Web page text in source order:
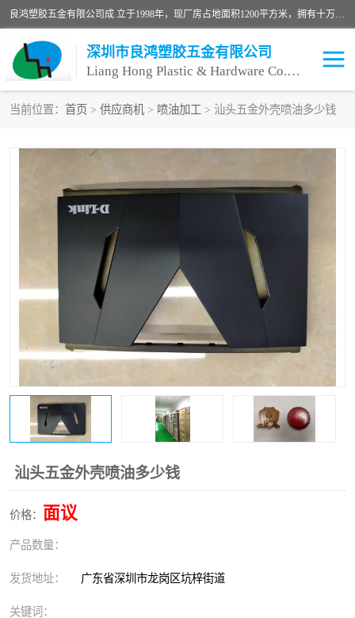
良鸿塑胶五金有限公司成 立于1998年，现厂房占地面积1200平方米，拥有十万级无尘车间，自动喷涂线1条，手动喷涂线2条，丝印移印滚印烫印拉线1条，本公司自建厂以来一直 以“顾客、品质、服务三个第一”为原则，从来货到处理、喷漆、烘烤、品检、包装等每一道工序都严格把持质量关，竭诚为广大朋友、客户服务。现如今已深得广 大客户信赖。
深圳市良鸿塑胶五金有限公司
Liang Hong Plastic & Hardware Co. Ltd
当前位置： 首页 > 供应商机 > 喷油加工 > 汕头五金外壳喷油多少钱
汕头五金外壳喷油多少钱
价格： 面议
产品数量：
发货地址： 广东省深圳市龙岗区坑梓街道
关键词：
塑胶外壳喷油 五金外壳喷油